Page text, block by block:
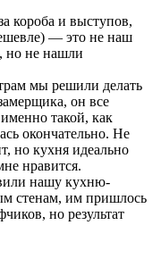
короба и выступов,
— это не наш
но не нашли
мы решили делать
он все
такой, как
окончательно. Не
но кухня идеально
нравится.
нашу кухню-
стенам, им пришлось
но результат